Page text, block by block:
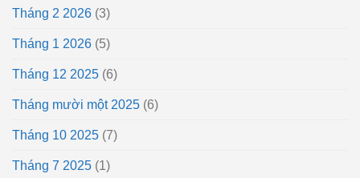
Tháng 2 2026 (3)
Tháng 1 2026 (5)
Tháng 12 2025 (6)
Tháng mười một 2025 (6)
Tháng 10 2025 (7)
Tháng 7 2025 (1)